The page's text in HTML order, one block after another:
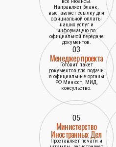
Направляет бланк,
выставляет ссылку для
официальной оплаты
наших услуг и
информацию по
официальной передаче
документов.
03
Менеджер проекта
Готовит пакет
документов для подачи
в официальные органы
РФ Минюст, МИД,
консульство.
05
Министерство
Иностранных Дел
Проставляет печати и